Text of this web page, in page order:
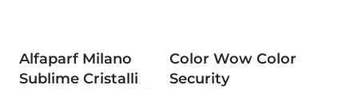
Alfaparf Milano
Sublime Cristalli
Color Wow Color
Security